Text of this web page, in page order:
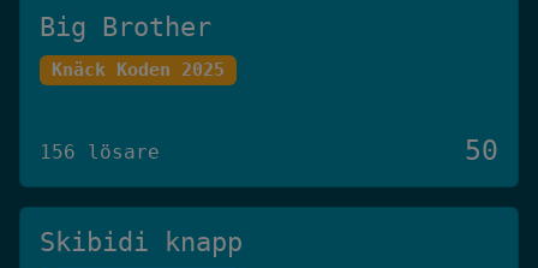
Big Brother
Knäck Koden 2025
156 lösare 50
Skibidi knapp